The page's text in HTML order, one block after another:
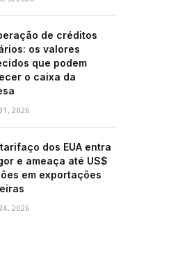
de créditos
os valores
que podem
o caixa da
2026
dos EUA entra
e ameaça até US$
em exportações
2026